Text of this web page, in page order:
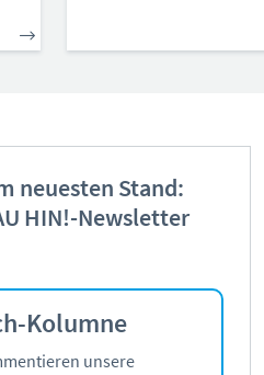
neuesten Stand:
HIN!-Newsletter
Kolumne
unsere